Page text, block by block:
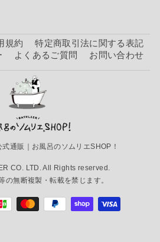
規約
特定商取引法に関する表記
よくあるご質問 お問い合わせ
通販｜お風呂のソムリエSHOP！
CO. LTD. All Rights reserved.
の無断複製・転載を禁じます。